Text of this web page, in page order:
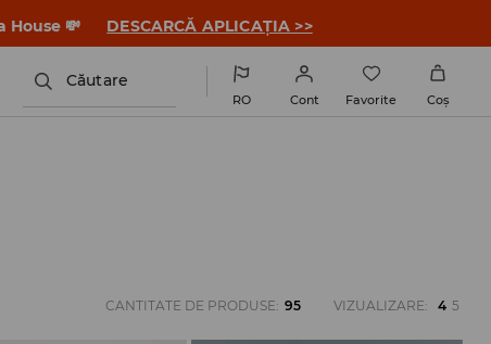
House 💸 DESCARCĂ APLICAȚIA >>
Căutare
RO Cont Favorite Coş
CANTITATE DE PRODUSE: 95 VIZUALIZARE: 4 5